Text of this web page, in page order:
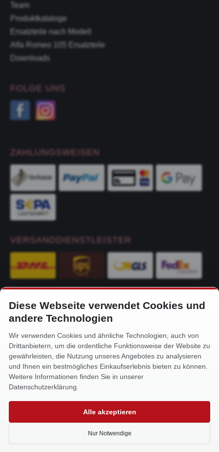
Team
Produktkataloge
Ersatzteile nach Modell
Alfa Romeo 105 Ersatzteile
Downloads
FOLGE UNS
ZAHLUNGSWEISEN
VERSANDDIENSTLEISTER
KONTAKT
Alfa-Service Hurtienne GmbH
Siemensstr. 32
59199 Bönen
+49 (0) 2383 93640
info@alfa-service.com
Whatsapp (no voice calls):
Diese Webseite verwendet Cookies und
andere Technologien
Wir verwenden Cookies und ähnliche Technologien, auch von
Drittanbietern, um die ordentliche Funktionsweise der Website zu
gewährleisten, die Nutzung unseres Angebotes zu analysieren
und Ihnen ein bestmögliches Einkaufserlebnis bieten zu können.
Weitere Informationen finden Sie in unserer
Datenschutzerklärung.
Alle akzeptieren
Nur Notwendige